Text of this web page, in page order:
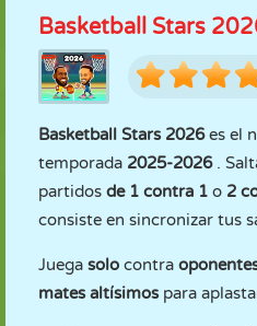
Basketball Stars
Basketball Stars 2026es el
temporada 2025-2026 .
partidos de 1 contra 1 o 2
consiste en sincronizar tus
Juega solo contra
mates altísimospara